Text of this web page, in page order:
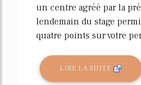
un centre agréé par la
lendemain du stage
quatre points sur votre
LIRE LA SUITE